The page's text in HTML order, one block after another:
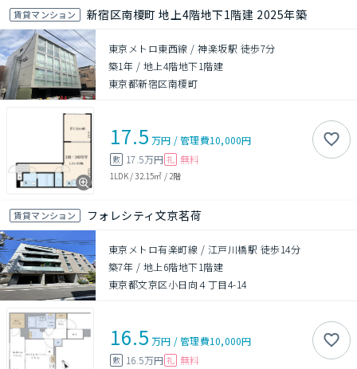
賃貸マンション 新宿区南榎町 地上4階地下1階建 2025年築
東京メトロ東西線 / 神楽坂駅 徒歩7分
築1年 / 地上4階地下1階建
東京都新宿区南榎町
17.5 万円 /管理費10,000円
敷 17.5万円 礼 無料
1LDK/32.15㎡ / 2階
賃貸マンション フォレシティ文京茗荷
東京メトロ有楽町線 / 江戸川橋駅 徒歩14分
築7年 / 地上6階地下1階建
東京都文京区小日向４丁目4-14
16.5 万円 /管理費10,000円
敷 16.5万円 礼 無料